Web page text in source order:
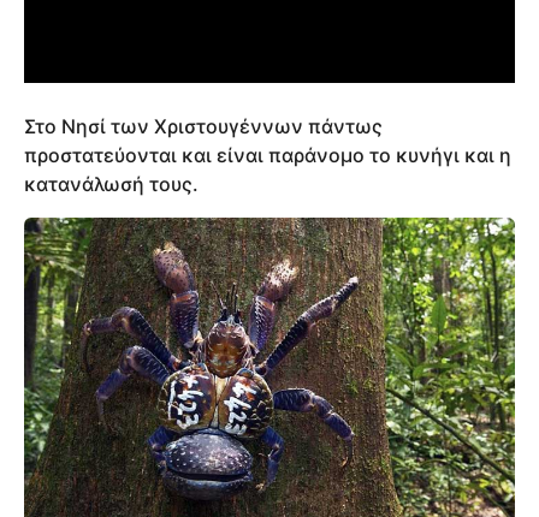
Στο Νησί των Χριστουγέννων πάντως
προστατεύονται και είναι παράνομο το κυνήγι και η
κατανάλωσή τους.